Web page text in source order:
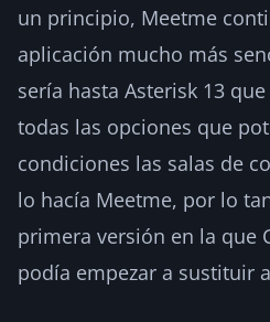
un principio, Meetme
aplicación mucho más
sería hasta Asterisk 13
todas las opciones que
condiciones las salas de
lo hacía Meetme, por lo
primera versión en la que
podía empezar a sustituir